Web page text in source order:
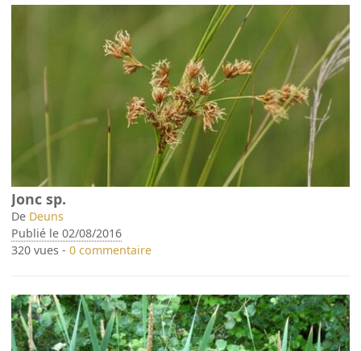
Jonc sp.
De Deuns
Publié le 02/08/2016
320 vues -0 commentaire